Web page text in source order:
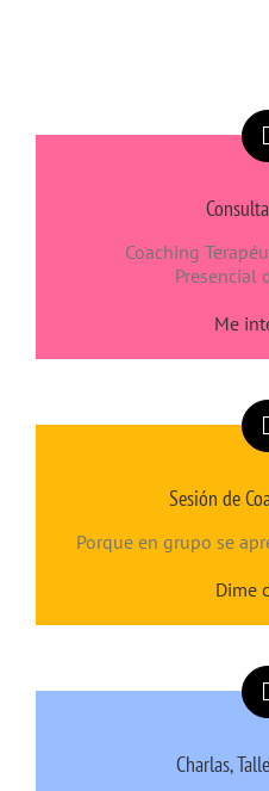
Coaching
Presencial
Me
Sesión de
Porque en grupo se
Dime
Charlas,